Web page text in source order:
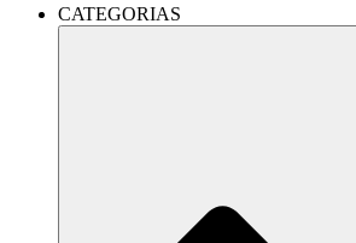
CATEGORIAS